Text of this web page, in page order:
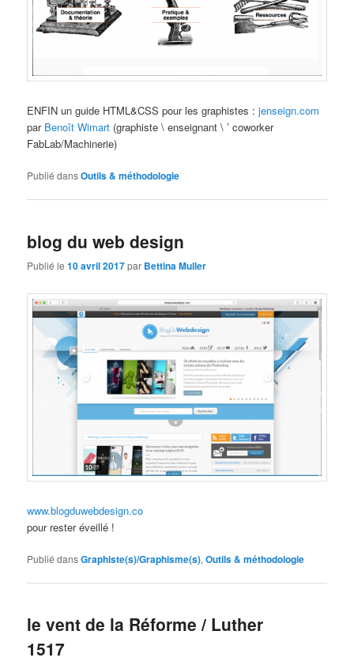
ENFIN un guide HTML&CSS pour les graphistes :jenseign.com
par Benoît Wimart (graphiste \ enseignant \ ’ coworker
FabLab/Machinerie)
Publié dansOutils & méthodologie
blog du web design
Publié le10 avril 2017par Bettina Muller
www.blogduwebdesign.co
pour rester éveillé !
Publié dansGraphiste(s)/Graphisme(s),Outils & méthodologie
le vent de la Réforme / Luther
1517